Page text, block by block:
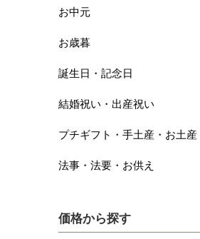
お中元
お歳暮
誕生日・記念日
結婚祝い・出産祝い
プチギフト・手土産・お土産
法事・法要・お供え
価格から探す